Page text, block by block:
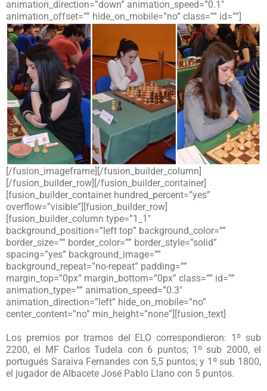
animation_direction=”down” animation_speed=”0.1″
animation_offset=”” hide_on_mobile=”no” class=”” id=””]
[/fusion_imageframe][/fusion_builder_column]
[/fusion_builder_row][/fusion_builder_container]
[fusion_builder_container hundred_percent=”yes”
overflow=”visible”][fusion_builder_row]
[fusion_builder_column type=”1_1″
background_position=”left top” background_color=””
border_size=”” border_color=”” border_style=”solid”
spacing=”yes” background_image=””
background_repeat=”no-repeat” padding=””
margin_top=”0px” margin_bottom=”0px” class=”” id=””
animation_type=”” animation_speed=”0.3″
animation_direction=”left” hide_on_mobile=”no”
center_content=”no” min_height=”none”][fusion_text]
Los premios por tramos del ELO correspondieron: 1º sub
2200, el MF Carlos Tudela con 6 puntos; 1º sub 2000, el
portugués Saraiva Fernandes con 5,5 puntos; y 1º sub 1800,
el jugador de Albacete José Pablo Llano con 5 puntos.